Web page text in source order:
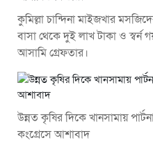
কুমিল্লা চান্দিনা মাইজখার
বাসা থেকে দুই লাখ টাকা ও স্বর্ন
আসামি গ্রেফতার।
উন্নত কৃষির দিকে খানসামায়
কংগ্রেসে আশাবাদ